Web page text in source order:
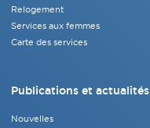
Relogement
Services aux femmes
Carte des services
Publications et actualités
Nouvelles